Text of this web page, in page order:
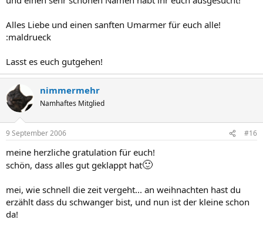
Alles Liebe und einen sanften Umarmer für euch alle!
:maldrueck
Lasst es euch gutgehen!
nimmermehr
Namhaftes Mitglied
9 September 2006 #16
meine herzliche gratulation für euch!
schön, dass alles gut geklappt hat🙂
mei, wie schnell die zeit vergeht... an weihnachten hast du
erzählt dass du schwanger bist, und nun ist der kleine schon
da!